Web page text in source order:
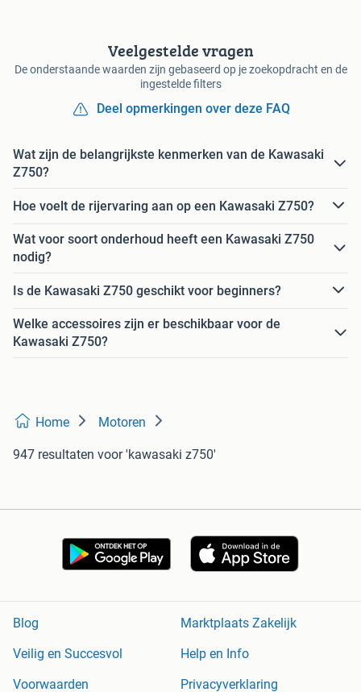
Veelgestelde vragen
De onderstaande waarden zijn gebaseerd op je zoekopdracht en de
ingestelde filters
Deel opmerkingen over deze FAQ
Wat zijn de belangrijkste kenmerken van de Kawasaki
Z750?
Hoe voelt de rijervaring aan op een Kawasaki Z750?
Wat voor soort onderhoud heeft een Kawasaki Z750
nodig?
Is de Kawasaki Z750 geschikt voor beginners?
Welke accessoires zijn er beschikbaar voor de
Kawasaki Z750?
Home Motoren
947 resultaten voor 'kawasaki z750'
Blog
Marktplaats Zakelijk
Veilig en Succesvol
Help en Info
Voorwaarden
Privacyverklaring